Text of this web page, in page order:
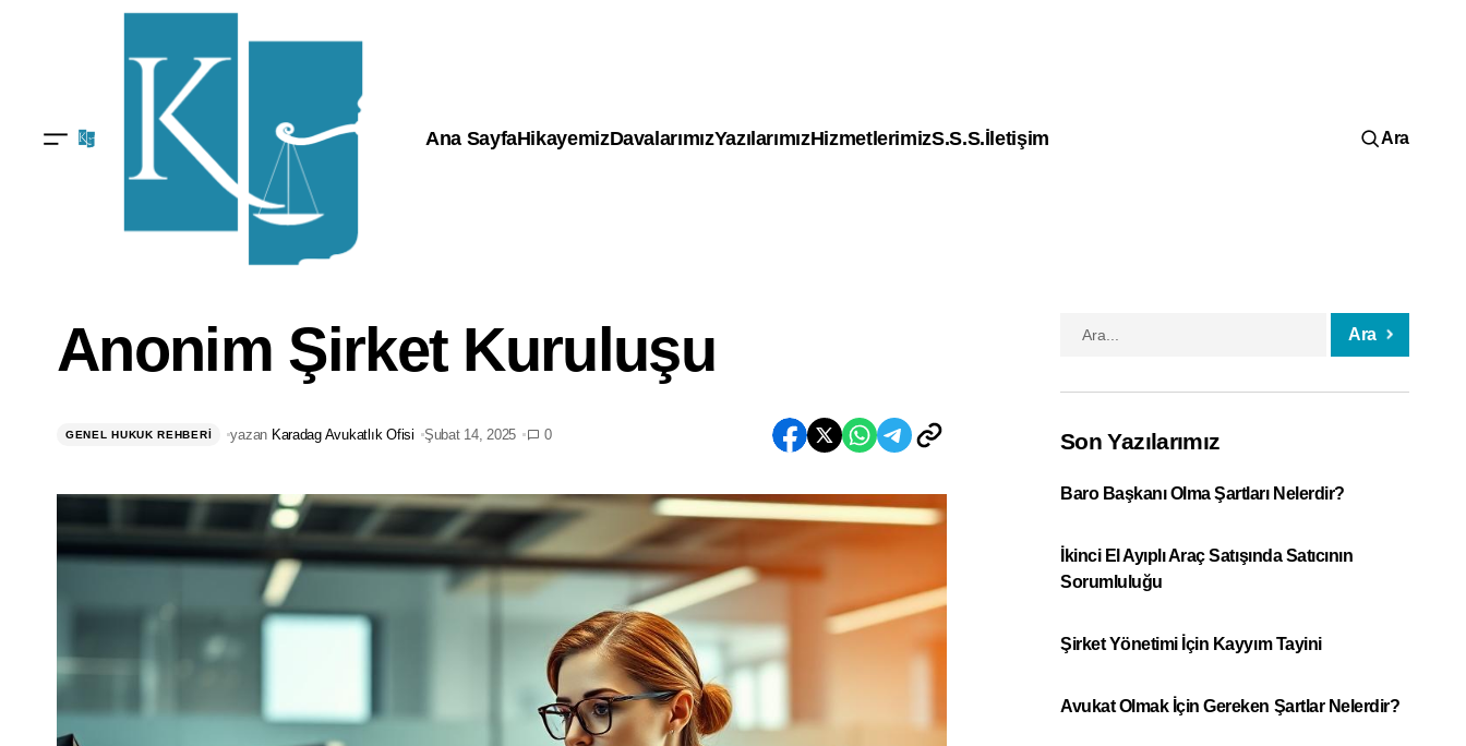
Ana SayfaHikayemizDavalarımızYazılarımızHizmetlerimizS.S.S.İletişim Ara
Türkiye’de Anonim Şirket Kuruluşu Anonim Şirket Kuruluşu
Anonim Şirket Kuruluşu
GENEL HUKUK REHBERI yazan Karadag Avukatlık Ofisi Şubat 14, 2025 0
Ara
Son Yazılarımız
Baro Başkanı Olma Şartları Nelerdir?
İkinci El Ayıplı Araç Satışında Satıcının
Sorumluluğu
Şirket Yönetimi İçin Kayyım Tayini
Avukat Olmak İçin Gereken Şartlar Nelerdir?